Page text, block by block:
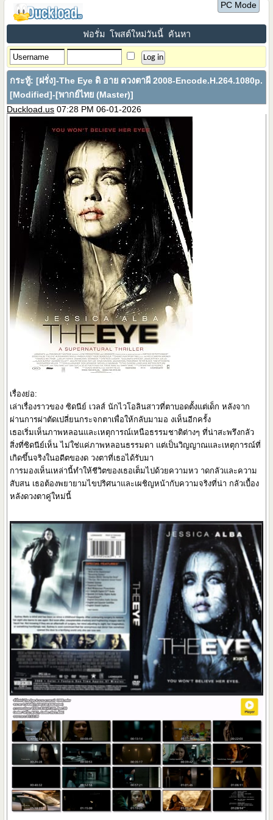
PC Mode
ฟอรั่ม โพสต์ใหม่วันนี้ ค้นหา
กระทู้:[ฝรั่ง]-The Eye ดิ อาย ดวงตาผี 2008-Encode.H.264.1080p.
[Modified]-[พากย์ไทย (Master)]
Duckload.us 07:28 PM 06-01-2026
เรื่องย่อ:
เล่าเรื่องราวของ ซิดนีย์ เวลส์ นักไวโอลินสาวที่ตาบอดตั้งแต่เด็ก หลังจาก
ผ่านการผ่าตัดเปลี่ยนกระจกตาเพื่อให้กลับมามอ งเห็นอีกครั้ง
เธอเริ่มเห็นภาพหลอนและเหตุการณ์เหนือธรรมชาติต่างๆ ที่น่าสะพรึงกลัว
สิ่งที่ซิดนีย์เห็น ไม่ใช่แค่ภาพหลอนธรรมดา แต่เป็นวิญญาณและเหตุการณ์ที่
เกิดขึ้นจริงในอดีตของด วงตาที่เธอได้รับมา
การมองเห็นเหล่านี้ทำให้ชีวิตของเธอเต็มไปด้วยความหว าดกลัวและความ
สับสน เธอต้องพยายามไขปริศนาและเผชิญหน้ากับความจริงที่น่า กลัวเบื้อง
หลังดวงตาคู่ใหม่นี้